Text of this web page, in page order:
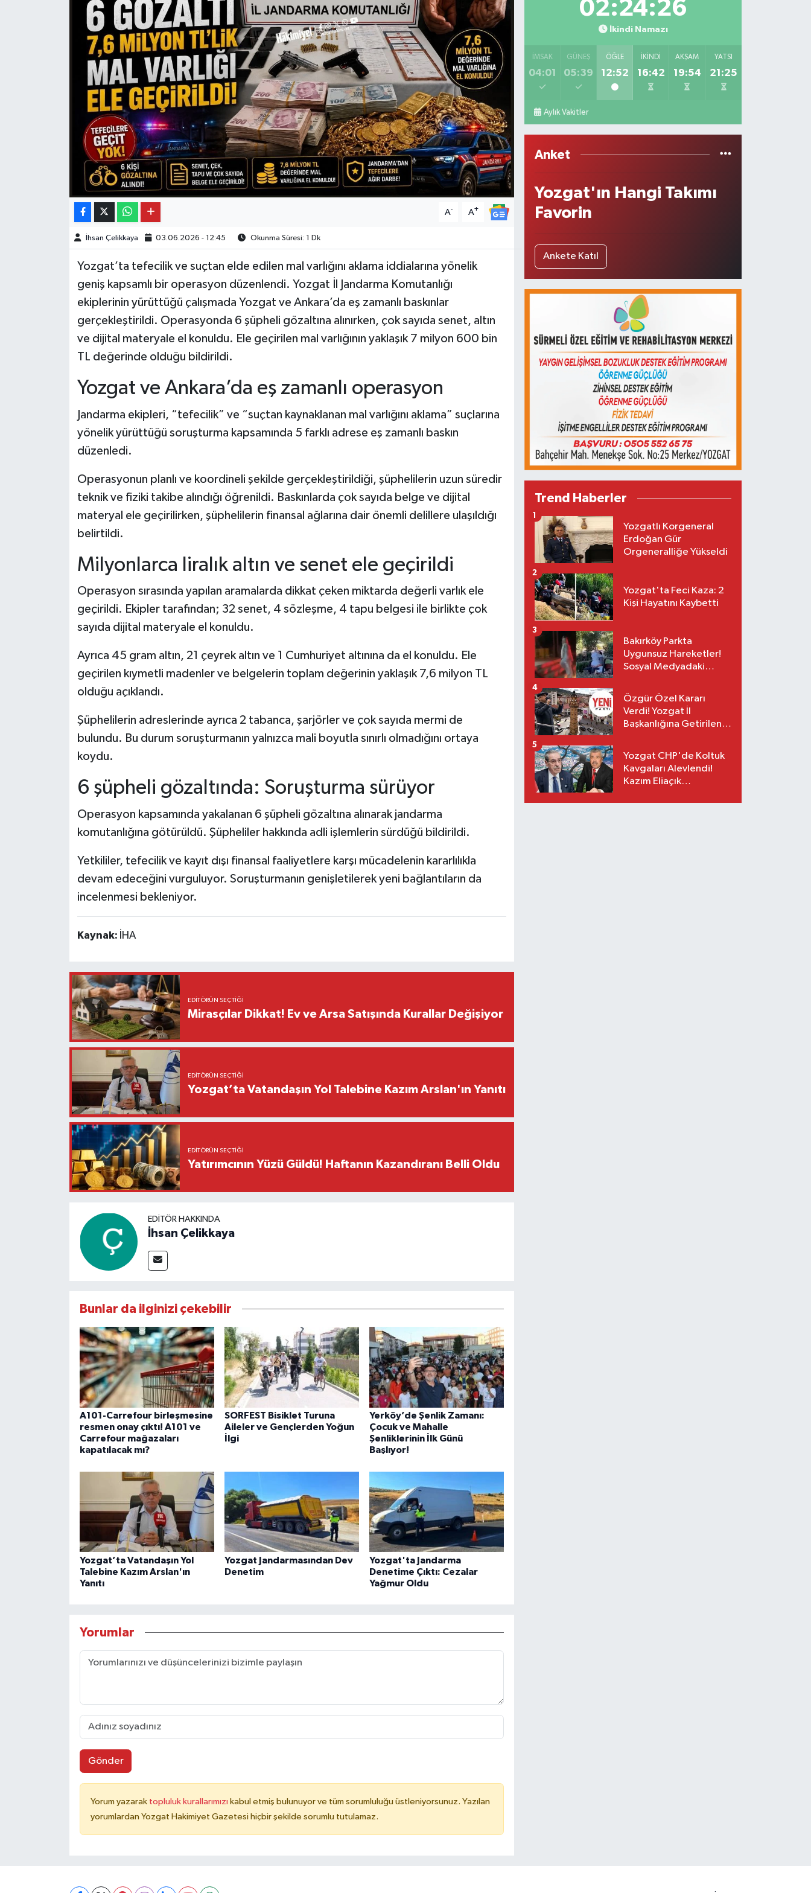
A- A+
İhsan Çelikkaya 03.06.2026 - 12:45 Okunma Süresi: 1 Dk
Yozgat’ta tefecilik ve suçtan elde edilen mal varlığını aklama iddialarına yönelik
geniş kapsamlı bir operasyon düzenlendi. Yozgat İl Jandarma Komutanlığı
ekiplerinin yürüttüğü çalışmada Yozgat ve Ankara’da eş zamanlı baskınlar
gerçekleştirildi. Operasyonda 6 şüpheli gözaltına alınırken, çok sayıda senet, altın
ve dijital materyale el konuldu. Ele geçirilen mal varlığının yaklaşık 7 milyon 600 bin
TL değerinde olduğu bildirildi.
Yozgat ve Ankara’da eş zamanlı operasyon
Jandarma ekipleri, “tefecilik” ve “suçtan kaynaklanan mal varlığını aklama” suçlarına
yönelik yürüttüğü soruşturma kapsamında 5 farklı adrese eş zamanlı baskın
düzenledi.
Operasyonun planlı ve koordineli şekilde gerçekleştirildiği, şüphelilerin uzun süredir
teknik ve fiziki takibe alındığı öğrenildi. Baskınlarda çok sayıda belge ve dijital
materyal ele geçirilirken, şüphelilerin finansal ağlarına dair önemli delillere ulaşıldığı
belirtildi.
Milyonlarca liralık altın ve senet ele geçirildi
Operasyon sırasında yapılan aramalarda dikkat çeken miktarda değerli varlık ele
geçirildi. Ekipler tarafından; 32 senet, 4 sözleşme, 4 tapu belgesi ile birlikte çok
sayıda dijital materyale el konuldu.
Ayrıca 45 gram altın, 21 çeyrek altın ve 1 Cumhuriyet altınına da el konuldu. Ele
geçirilen kıymetli madenler ve belgelerin toplam değerinin yaklaşık 7,6 milyon TL
olduğu açıklandı.
Şüphelilerin adreslerinde ayrıca 2 tabanca, şarjörler ve çok sayıda mermi de
bulundu. Bu durum soruşturmanın yalnızca mali boyutla sınırlı olmadığını ortaya
koydu.
6 şüpheli gözaltında: Soruşturma sürüyor
Operasyon kapsamında yakalanan 6 şüpheli gözaltına alınarak jandarma
komutanlığına götürüldü. Şüpheliler hakkında adli işlemlerin sürdüğü bildirildi.
Yetkililer, tefecilik ve kayıt dışı finansal faaliyetlere karşı mücadelenin kararlılıkla
devam edeceğini vurguluyor. Soruşturmanın genişletilerek yeni bağlantıların da
incelenmesi bekleniyor.
Kaynak: İHA
EDITÖRÜN SEÇTIĞI
Mirasçılar Dikkat! Ev ve Arsa Satışında Kurallar Değişiyor
EDITÖRÜN SEÇTIĞI
Yozgat’ta Vatandaşın Yol Talebine Kazım Arslan'ın Yanıtı
EDITÖRÜN SEÇTIĞI
Yatırımcının Yüzü Güldü! Haftanın Kazandıranı Belli Oldu
EDITÖR HAKKINDA
İhsan Çelikkaya
Bunlar da ilginizi çekebilir
A101-Carrefour birleşmesine
resmen onay çıktı! A101 ve
Carrefour mağazaları
kapatılacak mı?
SORFEST Bisiklet Turuna
Aileler ve Gençlerden Yoğun
İlgi
Yerköy’de Şenlik Zamanı:
Çocuk ve Mahalle
Şenliklerinin İlk Günü
Başlıyor!
Yozgat’ta Vatandaşın Yol
Talebine Kazım Arslan'ın
Yanıtı
Yozgat Jandarmasından Dev
Denetim
Yozgat'ta Jandarma
Denetime Çıktı: Cezalar
Yağmur Oldu
Yorumlar
Gönder
Yorum yazarak topluluk kurallarımızı kabul etmiş bulunuyor ve tüm sorumluluğu üstleniyorsunuz. Yazılan
yorumlardan Yozgat Hakimiyet Gazetesi hiçbir şekilde sorumlu tutulamaz.
02:24:26
İkindi Namazı
İMSAK
04:01
GÜNEŞ
05:39
ÖĞLE
12:52
İKINDI
16:42
AKŞAM
19:54
YATSI
21:25
Aylık Vakitler
Anket
Yozgat'ın Hangi Takımı
Favorin
Ankete Katıl
Trend Haberler
Yozgatlı Korgeneral
Erdoğan Gür
Orgeneralliğe Yükseldi
1
Yozgat'ta Feci Kaza: 2
Kişi Hayatını Kaybetti
2
Bakırköy Parkta
Uygunsuz Hareketler!
Sosyal Medyadaki
Gözaltı
3
Özgür Özel Kararı
Verdi! Yozgat İl
Başkanlığına Getirilen
4
Yozgat CHP'de Koltuk
Kavgaları Alevlendi!
Kazım Eliaçık
5